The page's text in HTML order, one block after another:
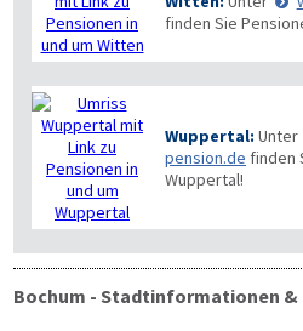
finden Sie
Wuppertal: Unter
pension.de finden
Wuppertal!
Bochum - Stadtinformationen &